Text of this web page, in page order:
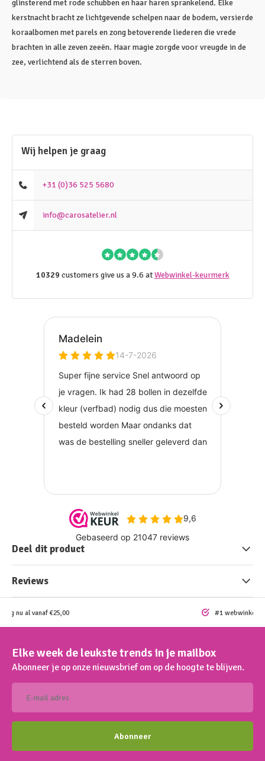
glinsterend met rode schubben en haar haren sprankelend. Elke
kerstnacht bracht ze lichtgevende schelpen naar de bodem, versierde
koraalbomen met parels en zong betoverende liederen die vrede
brachten in alle zeven zeeën. Haar magie zorgde voor vreugde in de
zee, verlichtend als de sterren boven.
Wij helpen je graag
+31 (0)36 525 5680
info@carosatelier.nl
10329 customers give us a 9.6 atWebwinkel-keurmerk
Deel dit product
Reviews
nu al vanaf €25,00 #1 webwinkel
Elke week de leukste trends in je mailbox
Abonneer je op onze nieuwsbrief om op de hoogte te blijven.
Abonneer